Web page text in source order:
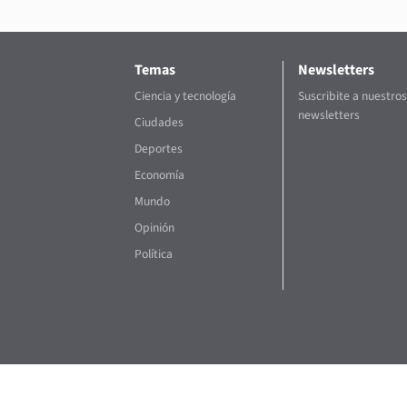
Temas
Ciencia y tecnología
Ciudades
Deportes
Economía
Mundo
Opinión
Política
Newsletters
Suscribite a nuestros
newsletters